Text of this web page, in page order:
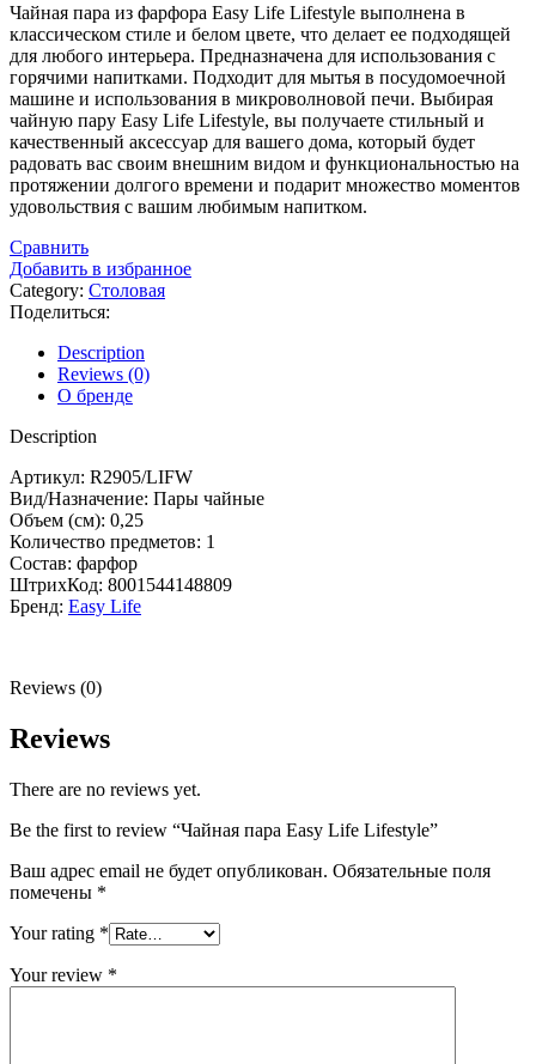
Чайная пара из фарфора Easy Life Lifestyle выполнена в
классическом стиле и белом цвете, что делает ее подходящей
для любого интерьера. Предназначена для использования с
горячими напитками. Подходит для мытья в посудомоечной
машине и использования в микроволновой печи. Выбирая
чайную пару Easy Life Lifestyle, вы получаете стильный и
качественный аксессуар для вашего дома, который будет
радовать вас своим внешним видом и функциональностью на
протяжении долгого времени и подарит множество моментов
удовольствия с вашим любимым напитком.
Сравнить
Добавить в избранное
Category: Столовая
Поделиться:
Description
Reviews (0)
О бренде
Description
Артикул: R2905/LIFW
Вид/Назначение: Пары чайные
Объем (см): 0,25
Количество предметов: 1
Состав: фарфор
ШтрихКод: 8001544148809
Бренд: Easy Life
Reviews (0)
Reviews
There are no reviews yet.
Be the first to review “Чайная пара Easy Life Lifestyle”
Ваш адрес email не будет опубликован. Обязательные поля
помечены *
Your rating *
Your review *